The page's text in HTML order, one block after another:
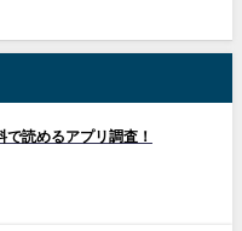
読めるアプリ調査！